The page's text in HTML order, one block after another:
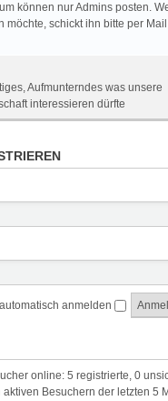
können nur Admins posten.
möchte, schickt ihn bitte per
Aufmunterndes was unsere
interessieren dürfte
anmelden
online: 5 registrierte, 0
Besuchern der letzten 5